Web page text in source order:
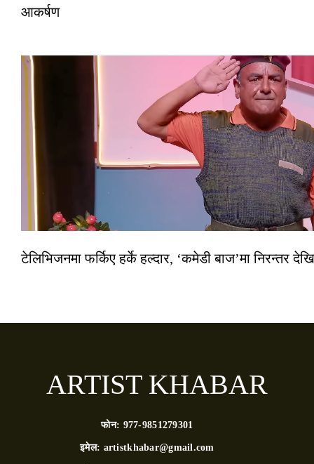
आकर्षण
टेलिभिजनमा फर्किए हर्के हल्दार, ‘कमेडी बाज’मा निरन्तर
ARTIST KHABAR
फोन: 977-9851279301
इमेल: artistkhabar@gmail.com